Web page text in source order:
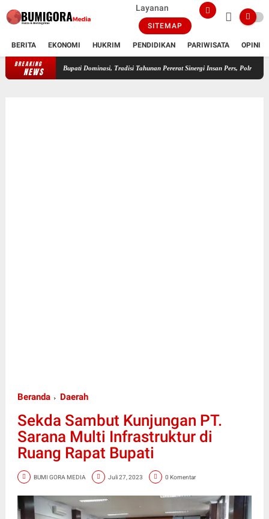
Layanan
SITEMAP
BERITA EKONOMI HUKRIM PENDIDIKAN PARIWISATA OPINI
BREAKING
NEWS FWMO Lotim Gelar Lomba Mancing Kemerdekaan, Stapsus Bupati
Beranda Daerah
Sekda Sambut Kunjungan PT.
Sarana Multi Infrastruktur di
Ruang Rapat Bupati
BUMI GORA MEDIA Juli 27, 2023 0 Komentar